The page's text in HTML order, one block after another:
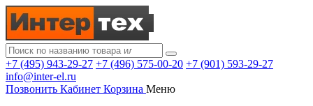
+7 (495) 943-29-27 +7 (496) 575-00-20 +7 (901) 593-29-27
info@inter-el.ru
Позвонить Кабинет Корзина Меню